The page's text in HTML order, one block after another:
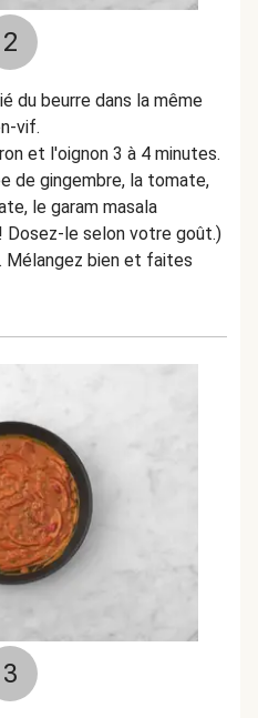
2
du beurre dans la même
vif.
et l'oignon 3 à 4 minutes.
de gingembre, la tomate,
le garam masala
Dosez-le selon votre goût.)
Mélangez bien et faites
3